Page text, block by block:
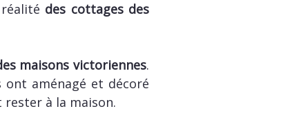
des cottages des
maisons victoriennes.
ont aménagé et décoré
à la maison.